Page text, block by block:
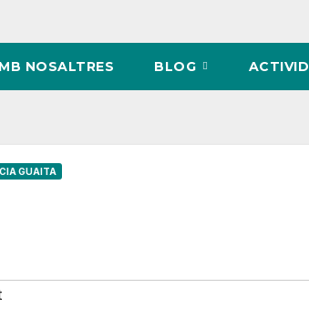
NOSALTRES BLOG
GUAITA